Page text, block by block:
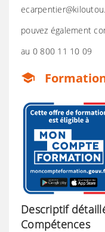
pouvez également
au 0 800 11 10 09
school
Descriptif
Compétences